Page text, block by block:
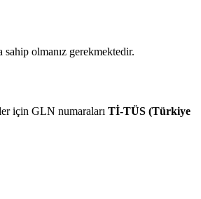
sahip olmanız gerekmektedir.
için GLN numaraları Tİ-TÜS (Türkiye